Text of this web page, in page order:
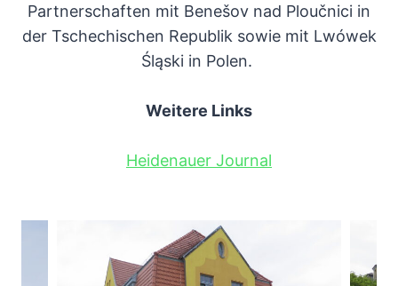
Partnerschaften mit Benešov nad Ploučnici in
der Tschechischen Republik sowie mit Lwówek
Śląski in Polen.
Weitere Links
Heidenauer Journal